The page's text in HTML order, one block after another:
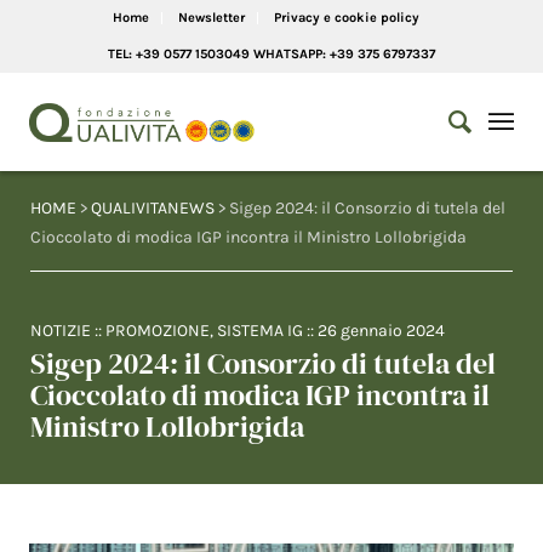
Home Newsletter Privacy e cookie policy
TEL: +39 0577 1503049 WHATSAPP: +39 375 6797337
HOME >QUALIVITANEWS > Sigep 2024: il Consorzio di tutela del
Cioccolato di modica IGP incontra il Ministro Lollobrigida
NOTIZIE :: PROMOZIONE, SISTEMA IG :: 26 gennaio 2024
Sigep 2024: il Consorzio di tutela del
Cioccolato di modica IGP incontra il
Ministro Lollobrigida